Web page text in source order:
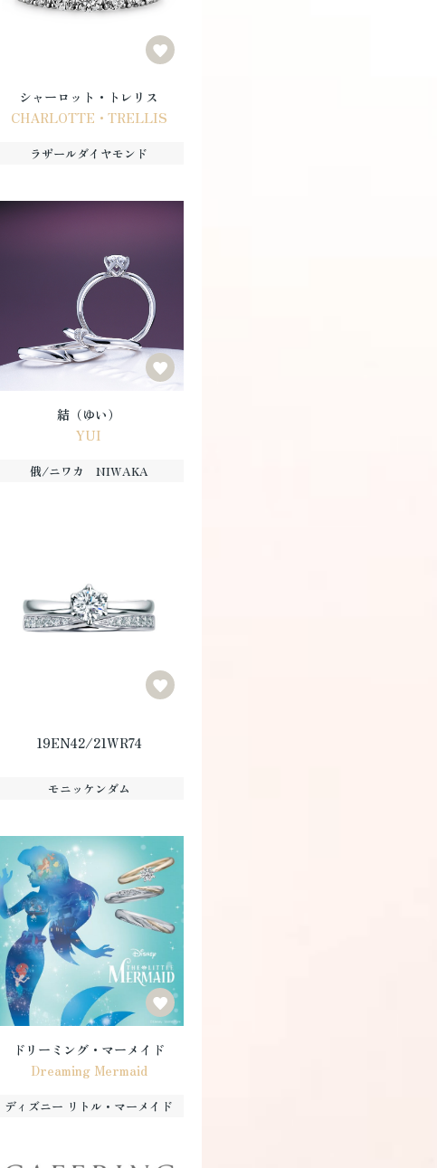
シャーロット・トレリス
CHARLOTTE・TRELLIS
ラザールダイヤモンド
結（ゆい）
YUI
俄/ニワカ NIWAKA
19EN42/21WR74
モニッケンダム
ドリーミング・マーメイド
Dreaming Mermaid
ディズニー リトル・マーメイド